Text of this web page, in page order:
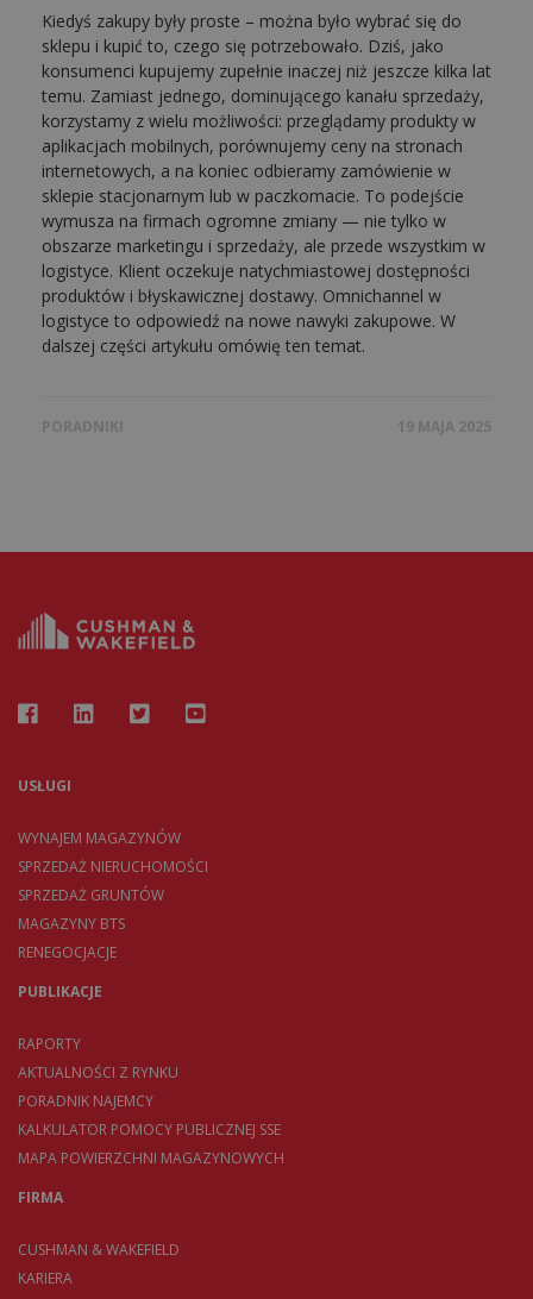
Kiedyś zakupy były proste – można było wybrać się do
sklepu i kupić to, czego się potrzebowało. Dziś, jako
konsumenci kupujemy zupełnie inaczej niż jeszcze kilka lat
temu. Zamiast jednego, dominującego kanału sprzedaży,
korzystamy z wielu możliwości: przeglądamy produkty w
aplikacjach mobilnych, porównujemy ceny na stronach
internetowych, a na koniec odbieramy zamówienie w
sklepie stacjonarnym lub w paczkomacie. To podejście
wymusza na firmach ogromne zmiany — nie tylko w
obszarze marketingu i sprzedaży, ale przede wszystkim w
logistyce. Klient oczekuje natychmiastowej dostępności
produktów i błyskawicznej dostawy. Omnichannel w
logistyce to odpowiedź na nowe nawyki zakupowe. W
dalszej części artykułu omówię ten temat.
PORADNIKI 19 MAJA 2025
USŁUGI
WYNAJEM MAGAZYNÓW
SPRZEDAŻ NIERUCHOMOŚCI
SPRZEDAŻ GRUNTÓW
MAGAZYNY BTS
RENEGOCJACJE
PUBLIKACJE
RAPORTY
AKTUALNOŚCI Z RYNKU
PORADNIK NAJEMCY
KALKULATOR POMOCY PUBLICZNEJ SSE
MAPA POWIERZCHNI MAGAZYNOWYCH
FIRMA
CUSHMAN & WAKEFIELD
KARIERA